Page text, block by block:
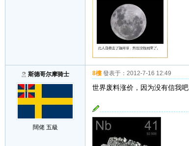
斯德哥尔摩骑士
闊佬 五級
8樓發表于： 2012-7-16 12:49
世界废料涨价，因为没有信我吧